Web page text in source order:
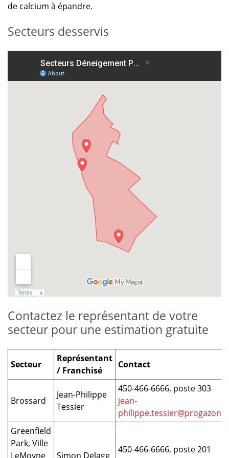
de calcium à épandre.
Secteurs desservis
Contactez le représentant de votre
secteur pour une estimation gratuite
Secteur
Représentant
/ Franchisé
Contact
Brossard
Jean-Philippe
Tessier
450-466-6666, poste 303
jean-
Greenfield
Park, Ville
LeMoyne
Simon Delage
450-466-6666, poste 201